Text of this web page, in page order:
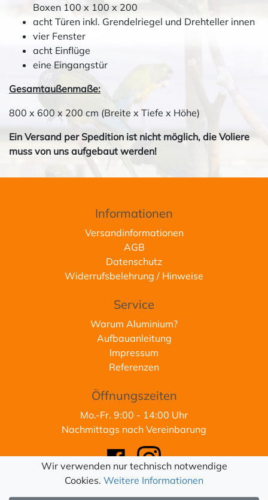
Boxen 100 x 100 x 200
acht Türen inkl. Grendelriegel und Drehteller innen
vier Fenster
acht Einflüge
eine Eingangstür
Gesamtaußenmaße:
800 x 600 x 200 cm (Breite x Tiefe x Höhe)
Ein Versand per Spedition ist nicht möglich, die Voliere
muss von uns aufgebaut werden!
Informationen
Versandinformationen
AGB
Datenschutz
Widerrufsbelehrung / Hinweise
Service
Warum Aluminium?
Aufbauanleitung
Impressum
Referenzen
Öffnungszeiten
Mo.-Fr. 9:00 - 14:00 Uhr
Nachmittags nach Vereinbarung
Wir verwenden nur technisch notwendige
Cookies. Weitere Informationen